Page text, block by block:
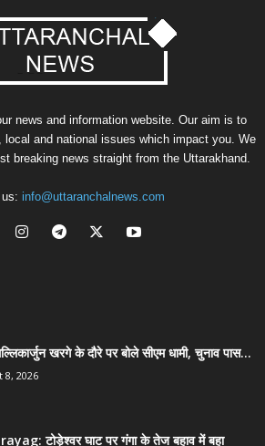
news and information website. Our aim is to
local and national issues which impact you. We
breaking news straight from the Uttarakhand.
info@uttaranchalnews.com
खरगे के दौरे पर बोले सीएम धामी, चुनाव पास...
8, 2026
टोड़ेश्वर घाट पर गंगा के तेज बहाव में बहा